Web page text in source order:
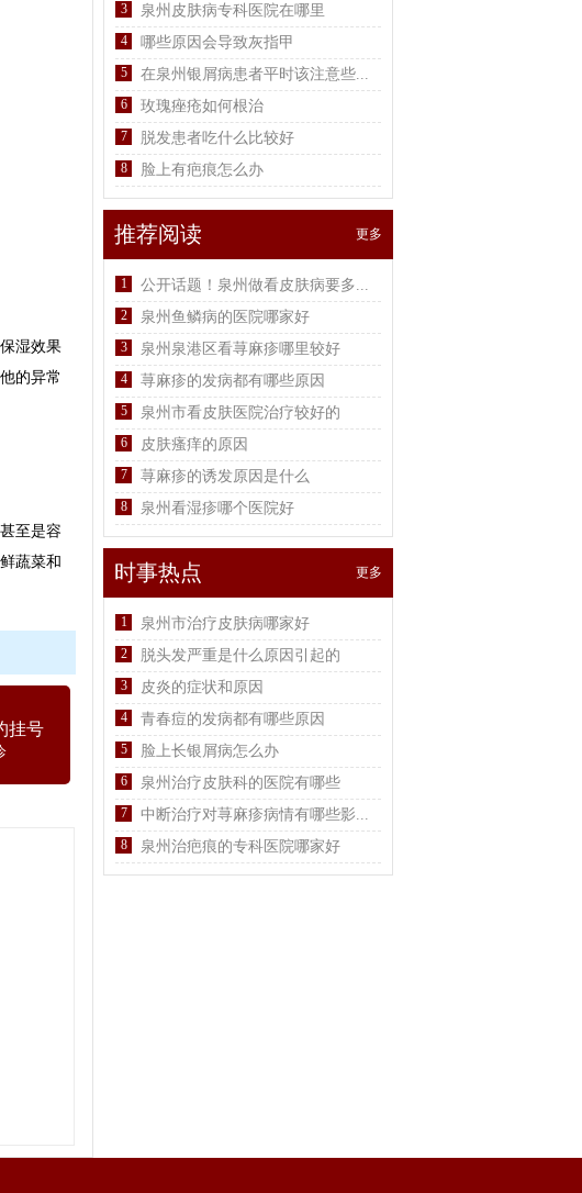
湿效果
的异常
至是容
蔬菜和
挂号
3 泉州皮肤病专科医院在哪里
4 哪些原因会导致灰指甲
5 在泉州银屑病患者平时该注意些...
6 玫瑰痤疮如何根治
7 脱发患者吃什么比较好
8 脸上有疤痕怎么办
推荐阅读 更多
1 公开话题！泉州做看皮肤病要多...
2 泉州鱼鳞病的医院哪家好
3 泉州泉港区看荨麻疹哪里较好
4 荨麻疹的发病都有哪些原因
5 泉州市看皮肤医院治疗较好的
6 皮肤瘙痒的原因
7 荨麻疹的诱发原因是什么
8 泉州看湿疹哪个医院好
时事热点 更多
1 泉州市治疗皮肤病哪家好
2 脱头发严重是什么原因引起的
3 皮炎的症状和原因
4 青春痘的发病都有哪些原因
5 脸上长银屑病怎么办
6 泉州治疗皮肤科的医院有哪些
7 中断治疗对荨麻疹病情有哪些影...
8 泉州治疤痕的专科医院哪家好